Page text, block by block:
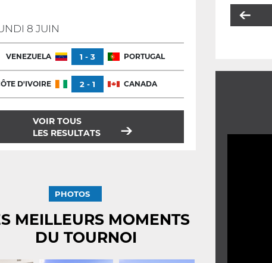
8 JUIN
VENEZUELA 1 - 3 PORTUGAL
D'IVOIRE 2 - 1 CANADA
VOIR TOUS
LES RESULTATS
PHOTOS
MEILLEURS MOMENTS
DU TOURNOI